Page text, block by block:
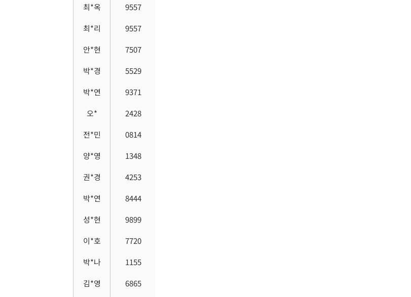
최*옥
9557
최*리
9557
안*현
7507
박*경
5529
박*연
9371
오*
2428
전*민
0814
양*영
1348
권*경
4253
박*연
8444
성*현
9899
이*호
7720
박*나
1155
김*영
6865